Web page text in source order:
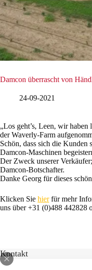
Damcon überrascht von
24-09-2021
„Los geht’s, Leen, wir
der Waverly-Farm
Schön, dass sich die Kunden
Damcon-Maschinen
Der Zweck unserer
Damcon-Botschafter.
Danke Georg für dieses
Klicken Sie hierfür mehr
uns über +31 (0)488 442828
Kontakt